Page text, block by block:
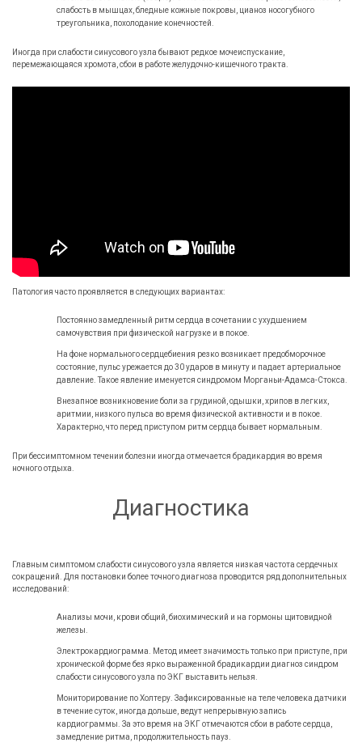
слабость в мышцах, бледные кожные покровы, цианоз носогубного
треугольника, похолодание конечностей.
Иногда при слабости синусового узла бывают редкое мочеиспускание,
перемежающаяся хромота, сбои в работе желудочно-кишечного тракта.
Патология часто проявляется в следующих вариантах:
Постоянно замедленный ритм сердца в сочетании с ухудшением
самочувствия при физической нагрузке и в покое.
На фоне нормального сердцебиения резко возникает предобморочное
состояние, пульс урежается до 30 ударов в минуту и падает артериальное
давление. Такое явление именуется синдромом Морганьи-Адамса-Стокса.
Внезапное возникновение боли за грудиной, одышки, хрипов в легких,
аритмии, низкого пульса во время физической активности и в покое.
Характерно, что перед приступом ритм сердца бывает нормальным.
При бессимптомном течении болезни иногда отмечается брадикардия во время
ночного отдыха.
Диагностика
Главным симптомом слабости синусового узла является низкая частота сердечных
сокращений. Для постановки более точного диагноза проводится ряд дополнительных
исследований:
Анализы мочи, крови общий, биохимический и на гормоны щитовидной
железы.
Электрокардиограмма. Метод имеет значимость только при приступе, при
хронической форме без ярко выраженной брадикардии диагноз синдром
слабости синусового узла по ЭКГ выставить нельзя.
Мониторирование по Холтеру. Зафиксированные на теле человека датчики
в течение суток, иногда дольше, ведут непрерывную запись
кардиограммы. За это время на ЭКГ отмечаются сбои в работе сердца,
замедление ритма, продолжительность пауз.